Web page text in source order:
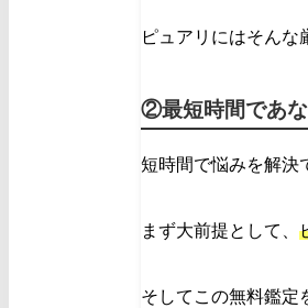
ピュアリにはそん
②最短時間であ
短時間で悩みを解決
まず大前提として、
そしてこの無料鑑定